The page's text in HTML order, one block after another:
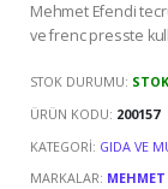
Mehmet Efendi
ve frenc presste
STOK DURUMU:
ÜRÜN KODU: 200157
KATEGORI: GIDA VE
MARKALAR: MEHMET